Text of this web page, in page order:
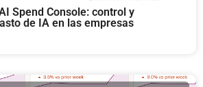
Spend Console: control y
de IA en las empresas